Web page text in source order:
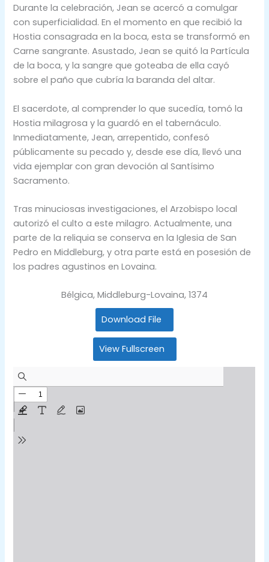
Durante la celebración, Jean se acercó a comulgar
con superficialidad. En el momento en que recibió la
Hostia consagrada en la boca, esta se transformó en
Carne sangrante. Asustado, Jean se quitó la Partícula
de la boca, y la sangre que goteaba de ella cayó
sobre el paño que cubría la baranda del altar.
El sacerdote, al comprender lo que sucedía, tomó la
Hostia milagrosa y la guardó en el tabernáculo.
Inmediatamente, Jean, arrepentido, confesó
públicamente su pecado y, desde ese día, llevó una
vida ejemplar con gran devoción al Santísimo
Sacramento.
Tras minuciosas investigaciones, el Arzobispo local
autorizó el culto a este milagro. Actualmente, una
parte de la reliquia se conserva en la Iglesia de San
Pedro en Middleburg, y otra parte está en posesión de
los padres agustinos en Lovaina.
Bélgica, Middleburg-Lovaina, 1374
Download File
View Fullscreen